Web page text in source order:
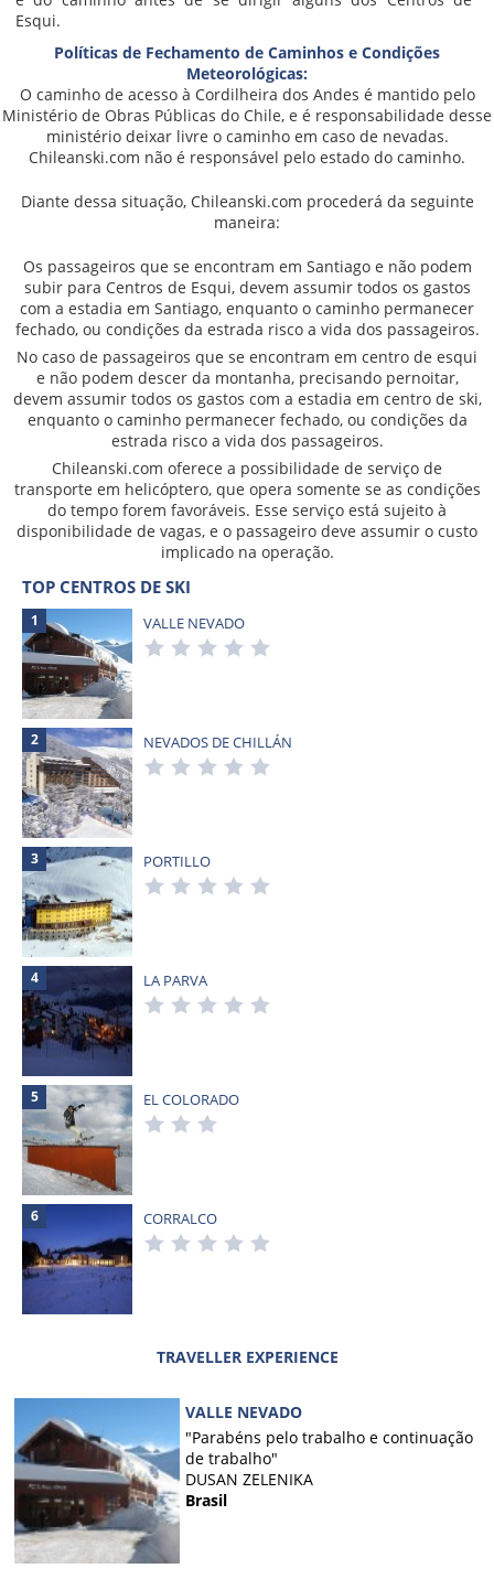
Esqui.
Políticas de Fechamento de Caminhos e Condições
Meteorológicas:
O caminho de acesso à Cordilheira dos Andes é mantido pelo
Ministério de Obras Públicas do Chile, e é responsabilidade desse
ministério deixar livre o caminho em caso de nevadas.
Chileanski.com não é responsável pelo estado do caminho.
Diante dessa situação, Chileanski.com procederá da seguinte
maneira:
Os passageiros que se encontram em Santiago e não podem
subir para Centros de Esqui, devem assumir todos os gastos
com a estadia em Santiago, enquanto o caminho permanecer
fechado, ou condições da estrada risco a vida dos passageiros.
No caso de passageiros que se encontram em centro de esqui
e não podem descer da montanha, precisando pernoitar,
devem assumir todos os gastos com a estadia em centro de ski,
enquanto o caminho permanecer fechado, ou condições da
estrada risco a vida dos passageiros.
Chileanski.com oferece a possibilidade de serviço de
transporte em helicóptero, que opera somente se as condições
do tempo forem favoráveis. Esse serviço está sujeito à
disponibilidade de vagas, e o passageiro deve assumir o custo
implicado na operação.
TOP CENTROS DE SKI
1 VALLE NEVADO
2 NEVADOS DE CHILLÁN
3 PORTILLO
4 LA PARVA
5 EL COLORADO
6 CORRALCO
TRAVELLER EXPERIENCE
VALLE NEVADO
"Parabéns pelo trabalho e continuação
de trabalho"
DUSAN ZELENIKA
Brasil